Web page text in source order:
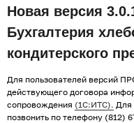
Новая версия
Бухгалтерия
кондитерского
Для пользователей версий
действующего договора
сопровождения (1С:ИТС). Для
позвонить по телефону (812)